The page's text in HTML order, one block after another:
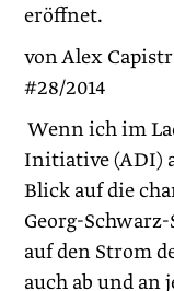
eröffnet.
von Alex
#28/2014
Wenn ich im
Initiative (ADI)
Blick auf die
Georg-
auf den Strom
auch ab und an